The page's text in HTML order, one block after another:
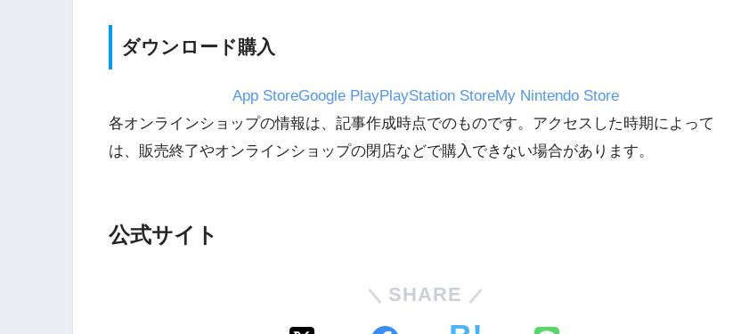
ダウンロード購入
App StoreGoogle PlayPlayStation StoreMy Nintendo Store
各オンラインショップの情報は、記事作成時点でのものです。アクセスした時期によって
は、販売終了やオンラインショップの閉店などで購入できない場合があります。
公式サイト
SHARE
5
シャルコレクション』
を再び体験
PlayStation4・人気記事
PS4版『迷宮経営SLG Zombie6tal